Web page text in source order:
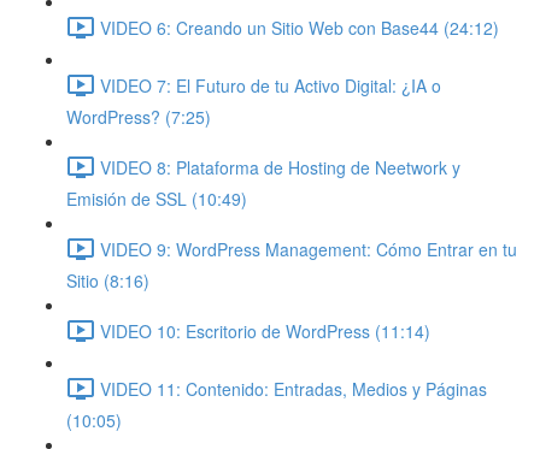
VIDEO 6: Creando un Sitio Web con Base44 (24:12)
VIDEO 7: El Futuro de tu Activo Digital: ¿IA o
WordPress? (7:25)
VIDEO 8: Plataforma de Hosting de Neetwork y
Emisión de SSL (10:49)
VIDEO 9: WordPress Management: Cómo Entrar en tu
Sitio (8:16)
VIDEO 10: Escritorio de WordPress (11:14)
VIDEO 11: Contenido: Entradas, Medios y Páginas
(10:05)